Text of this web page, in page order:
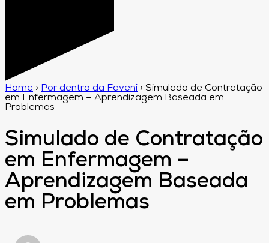
Home › Por dentro da Faveni › Simulado de Contratação
em Enfermagem – Aprendizagem Baseada em
Problemas
Simulado de Contratação
em Enfermagem –
Aprendizagem Baseada
em Problemas